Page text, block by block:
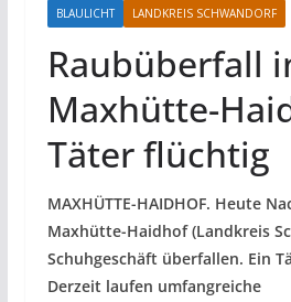
BLAULICHT LANDKREIS SCHWANDORF
Raubüberfall
Maxhütte-
Täter flüchtig
MAXHÜTTE-HAIDHOF. Heute
Maxhütte-Haidhof (Landkreis
Schuhgeschäft überfallen. Ein
Derzeit laufen umfangreiche